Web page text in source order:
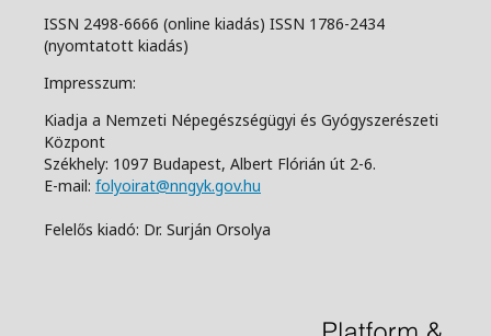
ISSN 2498-6666 (online kiadás) ISSN 1786-2434
(nyomtatott kiadás)
Impresszum:
Kiadja a Nemzeti Népegészségügyi és Gyógyszerészeti
Központ
Székhely: 1097 Budapest, Albert Flórián út 2-6.
E-mail: folyoirat@nngyk.gov.hu
Felelős kiadó: Dr. Surján Orsolya